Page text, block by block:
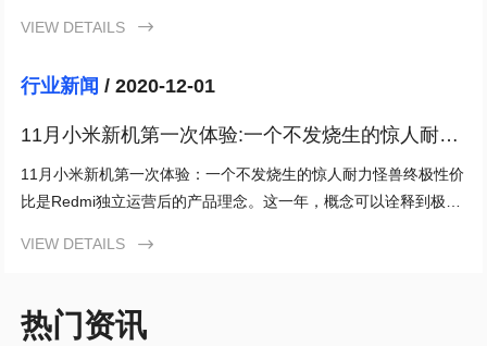
上进行优化。
VIEW DETAILS 
行业新闻 / 2020-12-01
11月小米新机第一次体验:一个不发烧生的惊人耐力
11月小米新机第一次体验：一个不发烧生的惊人耐力怪兽终极性价
比是Redmi独立运营后的产品理念。这一年，概念可以诠释到极
VIEW DETAILS

热门资讯